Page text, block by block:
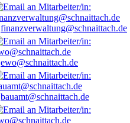
finanzverwaltung@schnaittach.de
ewo@schnaittach.de
bauamt@schnaittach.de